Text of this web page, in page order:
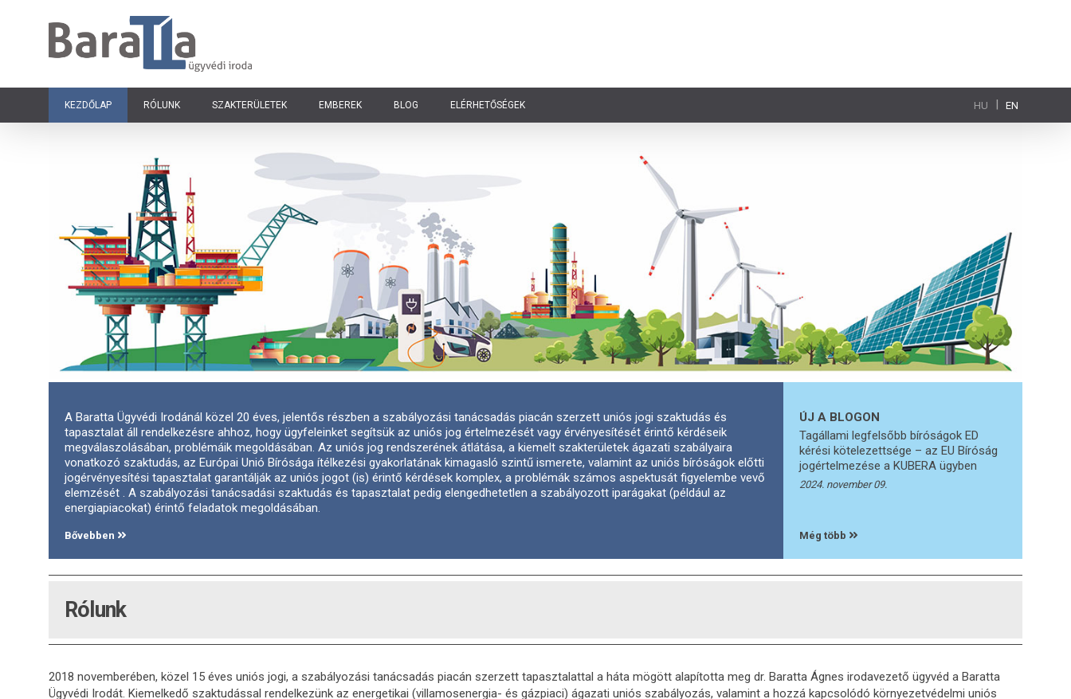
KEZDŐLAP RÓLUNK SZAKTERÜLETEK EMBEREK BLOG ELÉRHETŐSÉGEK HU EN
A Baratta Ügyvédi Irodánál közel 20 éves, jelentős részben a szabályozási tanácsadás piacán szerzett uniós jogi szaktudás és
tapasztalat áll rendelkezésre ahhoz, hogy ügyfeleinket segítsük az uniós jog értelmezését vagy érvényesítését érintő kérdéseik
megválaszolásában, problémáik megoldásában. Az uniós jog rendszerének átlátása, a kiemelt szakterületek ágazati szabályaira
vonatkozó szaktudás, az Európai Unió Bírósága ítélkezési gyakorlatának kimagasló szintű ismerete, valamint az uniós bíróságok előtti
jogérvényesítési tapasztalat garantálják az uniós jogot (is) érintő kérdések komplex, a problémák számos aspektusát figyelembe vevő
elemzését . A szabályozási tanácsadási szaktudás és tapasztalat pedig elengedhetetlen a szabályozott iparágakat (például az
energiapiacokat) érintő feladatok megoldásában.
Bővebben
ÚJ A BLOGON
Tagállami legfelsőbb bíróságok ED
kérési kötelezettsége – az EU Bíróság
jogértelmezése a KUBERA ügyben
2024. november 09.
Még több
Rólunk
2018 novemberében, közel 15 éves uniós jogi, a szabályozási tanácsadás piacán szerzett tapasztalattal a háta mögött alapította meg dr. Baratta Ágnes irodavezető ügyvéd a Baratta
Ügyvédi Irodát. Kiemelkedő szaktudással rendelkezünk az energetikai (villamosenergia- és gázpiaci) ágazati uniós szabályozás, valamint a hozzá kapcsolódó környezetvédelmi uniós